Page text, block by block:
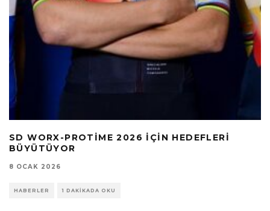
SD WORX-PROTIME 2026 İÇIN HEDEFLERI
BÜYÜTÜYOR
8 OCAK 2026
HABERLER 1 DAKIKADA OKU